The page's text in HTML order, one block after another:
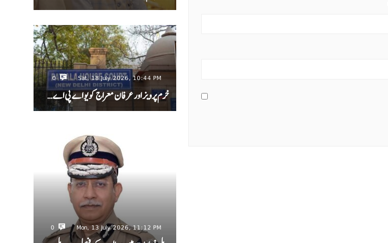
Sat, 18 July 2026, 10:44 PM
0
خرم پرویز اور عرفان معراج کو یو اے پی اے…
Mon, 13 July 2026, 11:12 PM
0